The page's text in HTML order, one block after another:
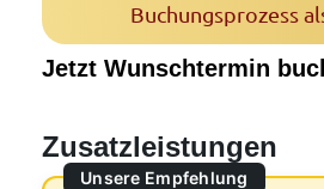
Buchungsprozess
Jetzt Wunschtermin
Zusatzleistungen
Unsere Empfehlung